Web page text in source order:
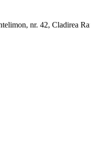
nr. 42, Cladirea